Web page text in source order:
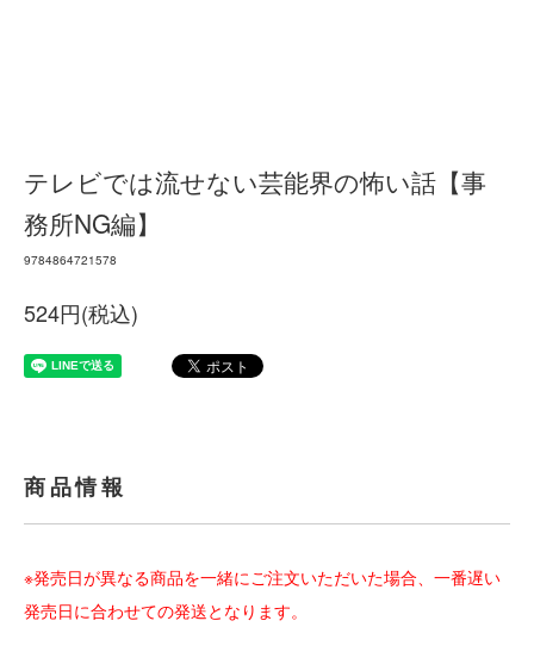
テレビでは流せない芸能界の怖い話【事
務所NG編】
9784864721578
524円(税込)
商品情報
※発売日が異なる商品を一緒にご注文いただいた場合、一番遅い
発売日に合わせての発送となります。